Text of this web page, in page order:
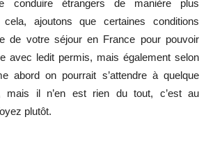
conduire étrangers de manière plus
cela, ajoutons que certaines conditions
de votre séjour en France pour pouvoir
avec ledit permis, mais également selon
abord on pourrait s’attendre à quelque
mais il n’en est rien du tout, c’est au
plutôt.